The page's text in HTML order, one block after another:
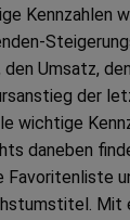
Kennzahlen
Umsatz,
der
wichtige
daneben
Favoritenliste
Mit